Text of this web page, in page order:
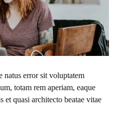
natus error sit voluptatem
totam rem aperiam, eaque
et quasi architecto beatae vitae